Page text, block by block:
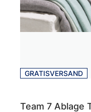
GRATISVERSAND
Team 7 Ablage